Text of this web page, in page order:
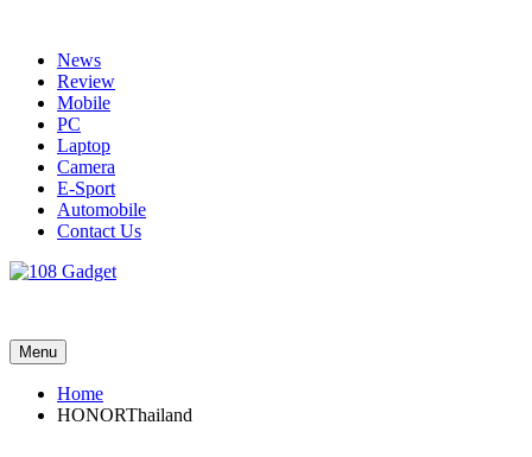
contentNews
Review
Mobile
PC
Laptop
Camera
E-Sport
Automobile
Contact Us
Menu
Home
HONORThailand